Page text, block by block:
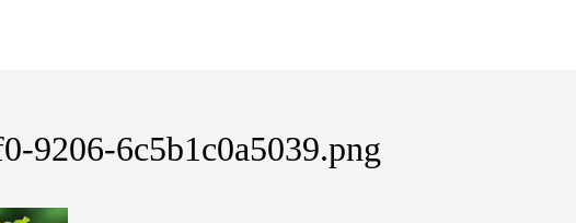
9206-6c5b1c0a5039.png